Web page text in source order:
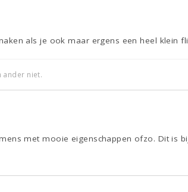
als je ook maar ergens een heel klein
ander niet.
met mooie eigenschappen ofzo. Dit is